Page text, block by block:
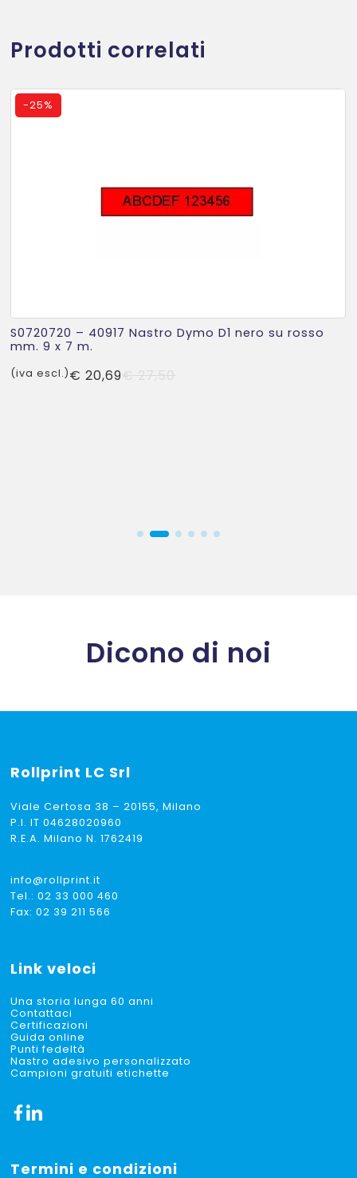
Prodotti correlati
-25%
S0720720 – 40917 Nastro Dymo D1 nero su rosso
mm. 9 x 7 m.
€ 20,69
(iva escl.)
Dicono di noi
Rollprint LC Srl
Viale Certosa 38 – 20155, Milano
P.I. IT 04628020960
R.E.A. Milano N. 1762419
info@rollprint.it
Tel.:02 33 000 460
Fax: 02 39 211 566
Link veloci
Una storia lunga 60 anni
Contattaci
Certificazioni
Guida online
Punti fedeltà
Nastro adesivo personalizzato
Campioni gratuiti etichette
Termini e condizioni